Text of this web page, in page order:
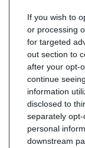
If you wish to
or processing
for targeted
out section to
after your opt-
continue
information
disclosed to
separately
personal
downstream